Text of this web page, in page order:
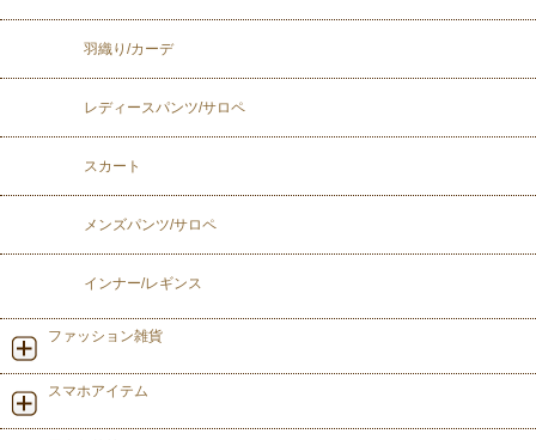
羽織り/カーデ
レディースパンツ/サロペ
スカート
メンズパンツ/サロペ
インナー/レギンス
ファッション雑貨
スマホアイテム